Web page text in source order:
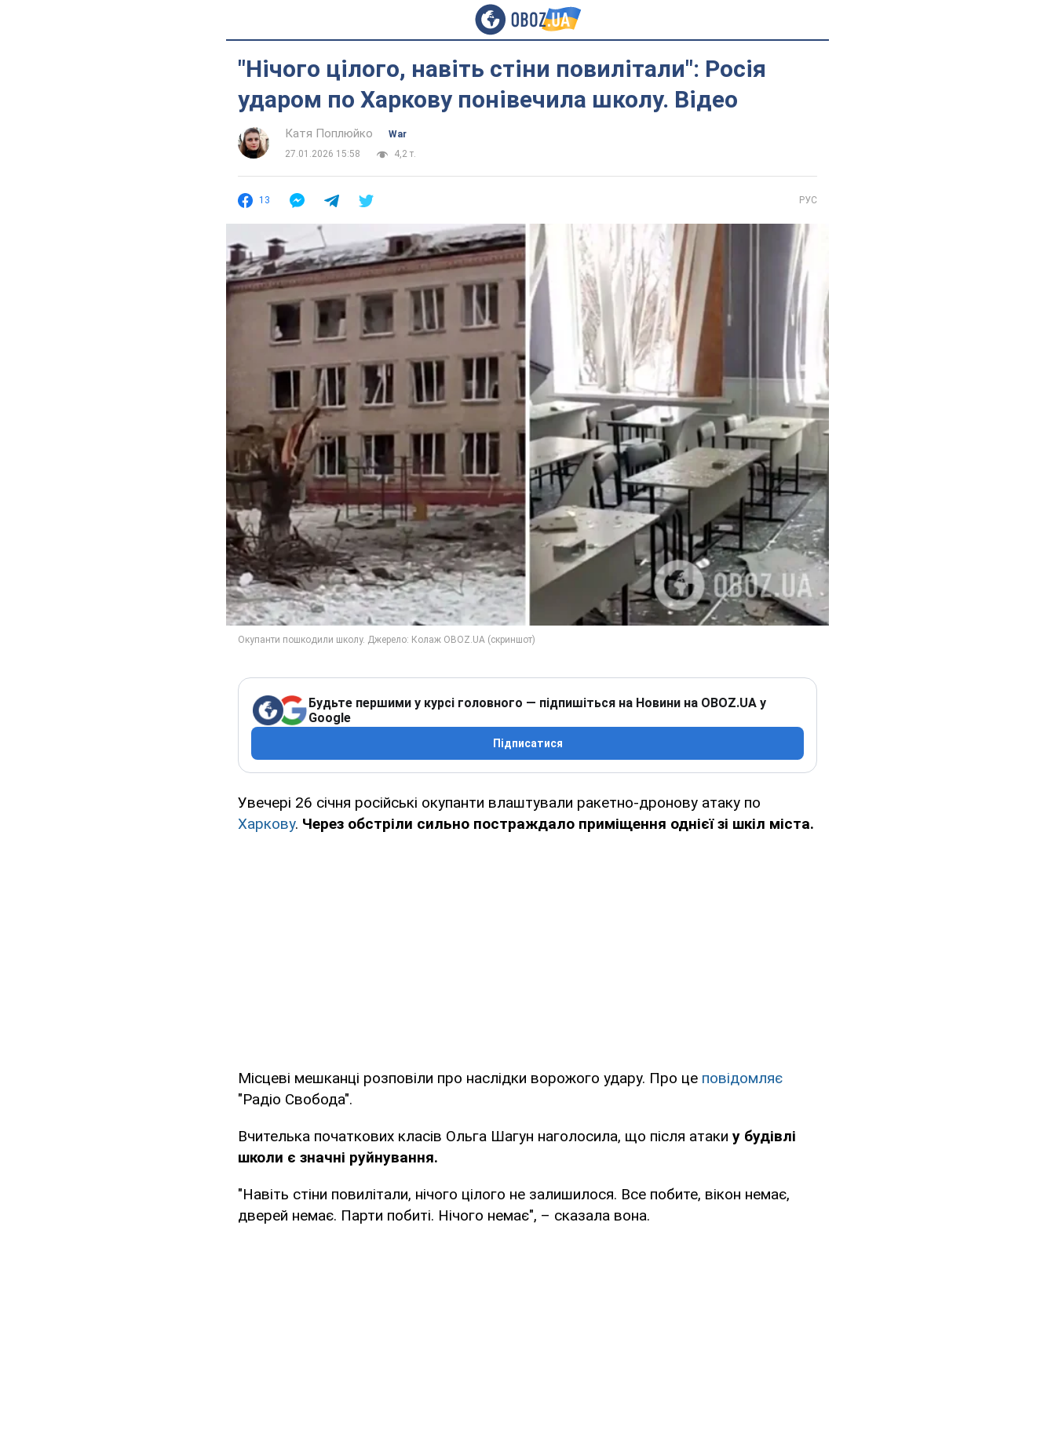
"Нічого цілого, навіть стіни повилітали": Росія
ударом по Харкову понівечила школу. Відео
Катя Поплюйко
War
27.01.2026 15:58
4,2 т.
13 РУС
Будьте першими у курсі головного — підпишіться на Новини на OBOZ.UA у
Google
Підписатися
Увечері 26 січня російські окупанти влаштували ракетно-дронову атаку по
Харкову. Через обстріли сильно постраждало приміщення однієї зі шкіл міста.
Місцеві мешканці розповіли про наслідки ворожого удару. Про це повідомляє
"Радіо Свобода".
Вчителька початкових класів Ольга Шагун наголосила, що після атаки у будівлі
школи є значні руйнування.
"Навіть стіни повилітали, нічого цілого не залишилося. Все побите, вікон немає,
дверей немає. Парти побиті. Нічого немає", – сказала вона.